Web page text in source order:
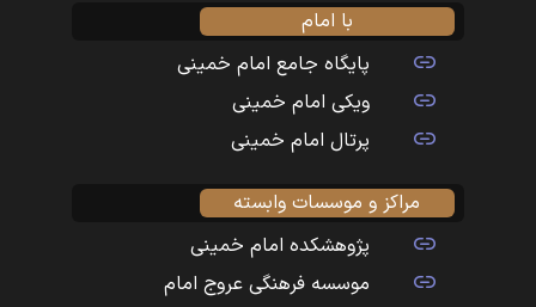
با امام
پایگاه جامع امام خمینی
ویکی امام خمینی
پرتال امام خمینی
مراکز و موسسات وابسته
پژوهشکده امام خمینی
موسسه فرهنگی عروج امام